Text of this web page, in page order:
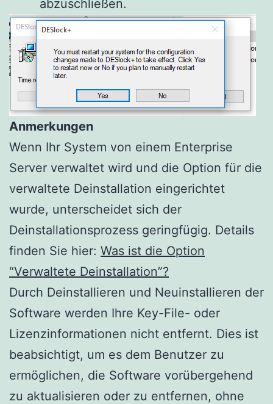
abzuschließen.
Anmerkungen
Wenn Ihr System von einem Enterprise
Server verwaltet wird und die Option für die
verwaltete Deinstallation eingerichtet
wurde, unterscheidet sich der
Deinstallationsprozess geringfügig. Details
finden Sie hier: Was ist die Option
“Verwaltete Deinstallation”?
Durch Deinstallieren und Neuinstallieren der
Software werden Ihre Key-File- oder
Lizenzinformationen nicht entfernt. Dies ist
beabsichtigt, um es dem Benutzer zu
ermöglichen, die Software vorübergehend
zu aktualisieren oder zu entfernen, ohne